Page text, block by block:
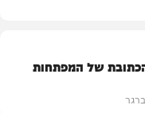
של המפתחות